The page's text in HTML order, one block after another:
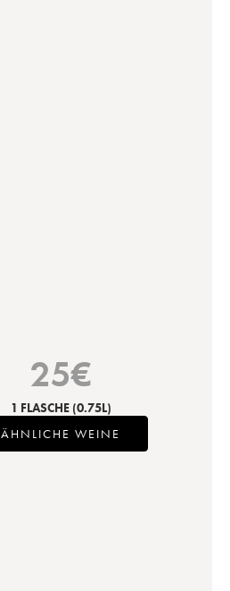
25€
1 FLASCHE (0.75L)
ÄHNLICHE WEINE